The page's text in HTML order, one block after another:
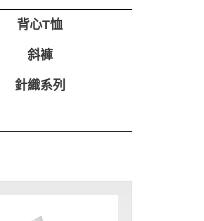
背心T恤
斜褲
針織系列